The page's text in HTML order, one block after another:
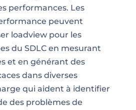
performances. Les
peuvent
loadview pour les
du SDLC en mesurant
et en générant des
dans diverses
qui aident à identifier
des problèmes de